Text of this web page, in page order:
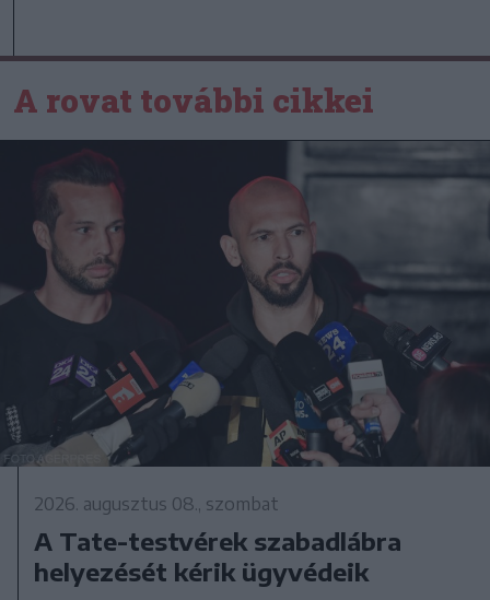
A rovat további cikkei
2026. augusztus 08., szombat
A Tate-testvérek szabadlábra
helyezését kérik ügyvédeik